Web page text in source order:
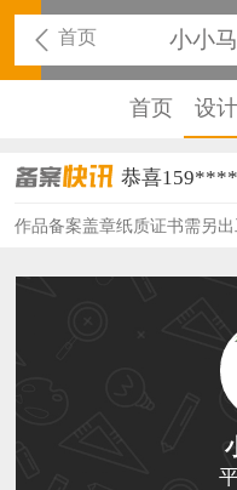
首页 小小
首页 设
恭喜
恭喜
恭喜
恭喜
恭喜
恭喜
恭喜
作品备案盖章纸质证书需另出